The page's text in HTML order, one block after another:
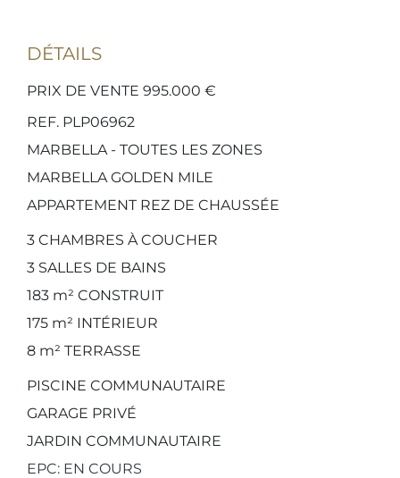
DÉTAILS
PRIX DE VENTE 995.000 €
REF. PLP06962
MARBELLA - TOUTES LES ZONES
MARBELLA GOLDEN MILE
APPARTEMENT REZ DE CHAUSSÉE
3 CHAMBRES À COUCHER
3 SALLES DE BAINS
183 m² CONSTRUIT
175 m² INTÉRIEUR
8 m² TERRASSE
PISCINE COMMUNAUTAIRE
GARAGE PRIVÉ
JARDIN COMMUNAUTAIRE
EPC: EN COURS